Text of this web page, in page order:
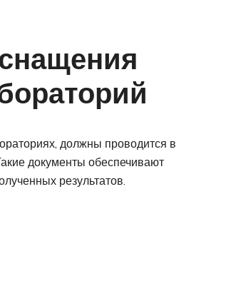
должны проводится в
документы обеспечивают
результатов.